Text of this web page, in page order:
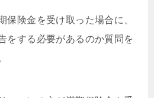
保険金を受け取った場合に、
をする必要があるのか質問を